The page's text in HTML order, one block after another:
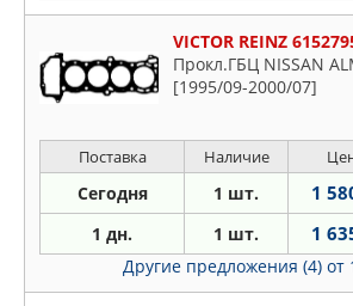
Murano
Navara
Note
Np300
Nv200
Nv400
Pathfinder
VICTOR REINZ
Прокл.ГБЦ NISSAN
[1995/09-2000/07]
Поставка Наличие
Сегодня 1 шт. 1
1 дн. 1 шт. 1
Другие предложения (4) от